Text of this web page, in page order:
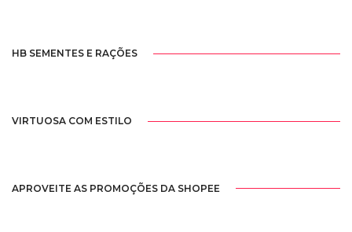
HB SEMENTES E RAÇÕES
VIRTUOSA COM ESTILO
APROVEITE AS PROMOÇÕES DA SHOPEE